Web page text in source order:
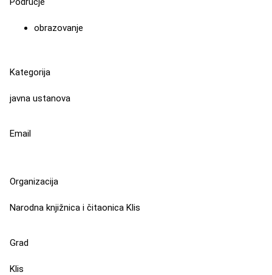
obrazovanje
Kategorija
javna ustanova
Email
Organizacija
Narodna knjižnica i čitaonica Klis
Grad
Klis